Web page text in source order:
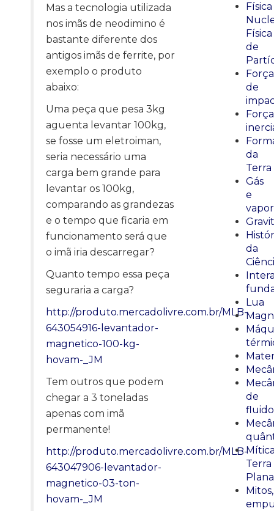
Mas a tecnologia utilizada
nos imãs de neodimino é
bastante diferente dos
antigos imãs de ferrite, por
exemplo o produto
abaixo:
Uma peça que pesa 3kg
aguenta levantar 100kg,
se fosse um eletroiman,
seria necessário uma
carga bem grande para
levantar os 100kg,
comparando as grandezas
e o tempo que ficaria em
funcionamento será que
o imã iria descarregar?
Quanto tempo essa peça
seguraria a carga?
http://produto.mercadolivre.com.br/MLB-
643054916-levantador-
magnetico-100-kg-
hovam-_JM
Tem outros que podem
chegar a 3 toneladas
apenas com imã
permanente!
http://produto.mercadolivre.com.br/MLB-
643047906-levantador-
magnetico-03-ton-
hovam-_JM
Física
Física
de
Força
de
da
Terra
Gás
e
vapor
da
Lua
de
Terra
Plana
Mitos,